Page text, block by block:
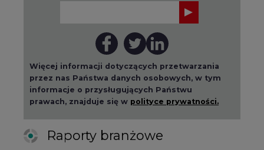
Więcej informacji dotyczących przetwarzania
przez nas Państwa danych osobowych, w tym
informacje o przysługujących Państwu
prawach, znajduje się w polityce prywatności.
Raporty branżowe